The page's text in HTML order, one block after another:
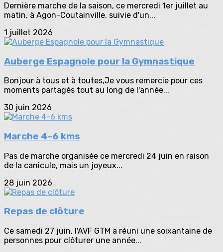
Dernière marche de la saison, ce mercredi 1er juillet au
matin, à Agon-Coutainville, suivie d'un...
1 juillet 2026
Auberge Espagnole pour la Gymnastique
Bonjour à tous et à toutes,Je vous remercie pour ces
moments partagés tout au long de l'année...
30 juin 2026
Marche 4-6 kms
Pas de marche organisée ce mercredi 24 juin en raison
de la canicule, mais un joyeux...
28 juin 2026
Repas de clôture
Ce samedi 27 juin, l'AVF GTM a réuni une soixantaine de
personnes pour clôturer une année...